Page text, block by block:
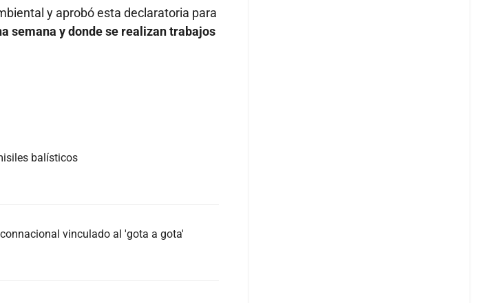
y aprobó esta declaratoria para
semana y donde se realizan trabajos
balísticos
vinculado al 'gota a gota'